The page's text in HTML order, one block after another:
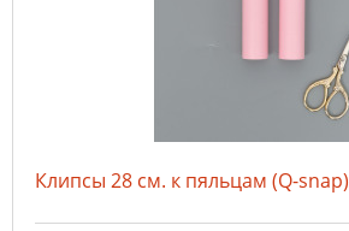
Клипсы 28 см. к пяльцам (Q-snap)